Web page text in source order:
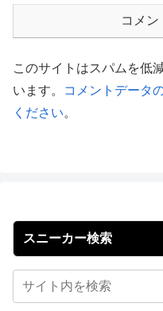
コメン
このサイトはスパムを低
います。
コメントデータ
ください。
スニーカー検索